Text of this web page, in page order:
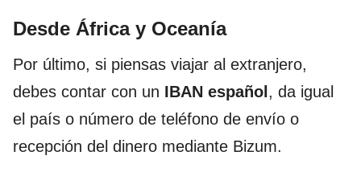
Desde África y Oceanía
Por último, si piensas viajar al extranjero,
debes contar con un IBAN español , da igual
el país o número de teléfono de envío o
recepción del dinero mediante Bizum.